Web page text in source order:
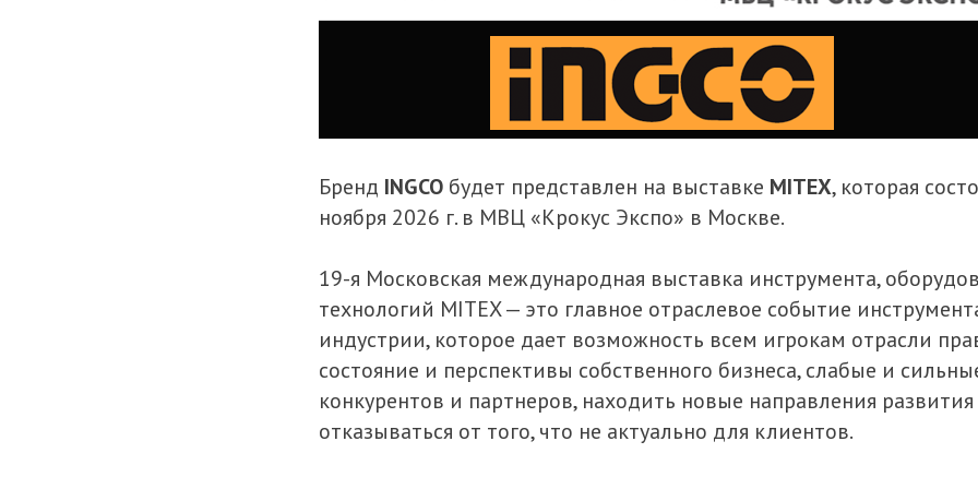
Бренд INGCO будет представлен на выставке MITEX, которая
ноября 2026 г. в МВЦ «Крокус Экспо» в Москве.
19-я Московская международная выставка инструмента,
технологий MITEX — это главное отраслевое событие
индустрии, которое дает возможность всем игрокам отрасли
состояние и перспективы собственного бизнеса, слабые и
конкурентов и партнеров, находить новые направления
отказываться от того, что не актуально для клиентов.